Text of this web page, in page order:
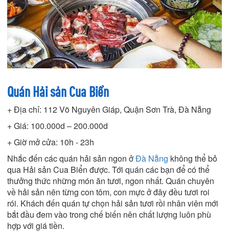
Quán Hải sản Cua Biển
+ Địa chỉ: 112 Võ Nguyên Giáp, Quận Sơn Trà, Đà Nẵng
+ Giá: 100.000d – 200.000d
+ Giờ mở cửa: 10h - 23h
Nhắc đến các quán hải sản ngon ởĐà Nẵng không thể bỏ
qua Hải sản Cua Biển được. Tới quán các bạn để có thể
thưởng thức những món ăn tươi, ngon nhất. Quán chuyên
về hải sản nên từng con tôm, con mực ở đây đều tươi roi
rói. Khách đến quán tự chọn hải sản tươi rồi nhân viên mới
bắt đầu đem vào trong chế biến nên chất lượng luôn phù
hợp với giá tiền.